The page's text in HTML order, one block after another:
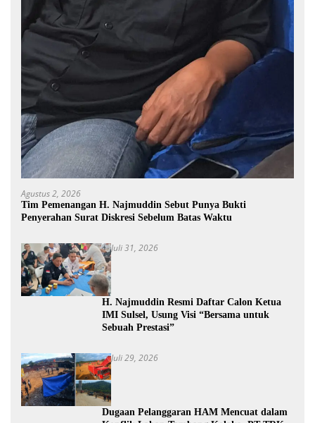
Agustus 2, 2026
Tim Pemenangan H. Najmuddin Sebut Punya Bukti
Penyerahan Surat Diskresi Sebelum Batas Waktu
Juli 31, 2026
H. Najmuddin Resmi Daftar Calon Ketua
IMI Sulsel, Usung Visi “Bersama untuk
Sebuah Prestasi”
Juli 29, 2026
Dugaan Pelanggaran HAM Mencuat dalam